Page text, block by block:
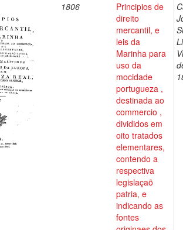
1806
Principios de
direito
mercantil, e
leis da
Marinha para
uso da
mocidade
portugueza ,
destinada ao
commercio ,
divididos em
oito tratados
elementares,
contendo a
respectiva
legislaçaõ
patria, e
indicando as
fontes